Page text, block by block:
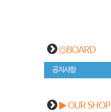
◎BOARD
공지사항
▶ OUR SHOP